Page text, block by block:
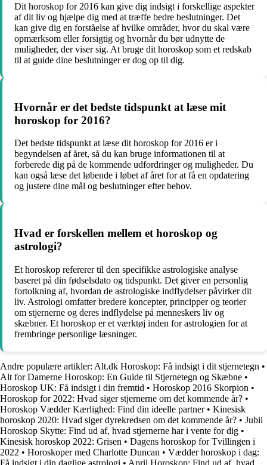
Dit horoskop for 2016 kan give dig indsigt i forskellige aspekter
af dit liv og hjælpe dig med at træffe bedre beslutninger. Det
kan give dig en forståelse af hvilke områder, hvor du skal være
opmærksom eller forsigtig og hvornår du bør udnytte de
muligheder, der viser sig. At bruge dit horoskop som et redskab
til at guide dine beslutninger er dog op til dig.
Hvornår er det bedste tidspunkt at læse mit
horoskop for 2016?
Det bedste tidspunkt at læse dit horoskop for 2016 er i
begyndelsen af året, så du kan bruge informationen til at
forberede dig på de kommende udfordringer og muligheder. Du
kan også læse det løbende i løbet af året for at få en opdatering
og justere dine mål og beslutninger efter behov.
Hvad er forskellen mellem et horoskop og
astrologi?
Et horoskop refererer til den specifikke astrologiske analyse
baseret på din fødselsdato og tidspunkt. Det giver en personlig
fortolkning af, hvordan de astrologiske indflydelser påvirker dit
liv. Astrologi omfatter bredere koncepter, principper og teorier
om stjernerne og deres indflydelse på menneskers liv og
skæbner. Et horoskop er et værktøj inden for astrologien for at
frembringe personlige læsninger.
Andre populære artikler: Alt.dk Horoskop: Få indsigt i dit stjernetegn •
Alt for Damerne Horoskop: En Guide til Stjernetegn og Skæbne •
Horoskop UK: Få indsigt i din fremtid • Horoskop 2016 Skorpion •
Horoskop for 2022: Hvad siger stjernerne om det kommende år? •
Horoskop Vædder Kærlighed: Find din ideelle partner• Kinesisk
horoskop 2020: Hvad siger dyrekredsen om det kommende år? • Jubii
Horoskop Skytte: Find ud af, hvad stjernerne har i vente for dig •
Kinesisk horoskop 2022: Grisen • Dagens horoskop for Tvillingen i
2022 • Horoskoper med Charlotte Duncan • Vædder horoskop i dag:
Få indsigt i din daglige astrologi • April Horoskop: Find ud af, hvad